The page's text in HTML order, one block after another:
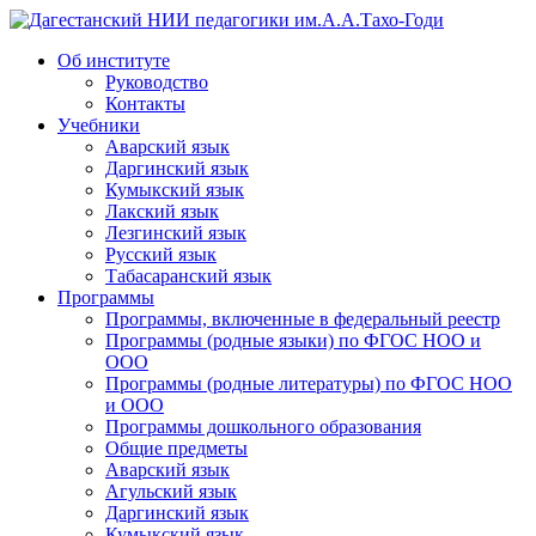
Дагестанский НИИ педагогики им.А.А.Тахо-Годи
Об институте
Руководство
Контакты
Учебники
Аварский язык
Даргинский язык
Кумыкский язык
Лакский язык
Лезгинский язык
Русский язык
Табасаранский язык
Программы
Программы, включенные в федеральный реестр
Программы (родные языки) по ФГОС НОО и
ООО
Программы (родные литературы) по ФГОС НОО
и ООО
Программы дошкольного образования
Общие предметы
Аварский язык
Агульский язык
Даргинский язык